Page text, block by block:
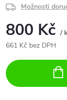
Možnosti
800 Kč /
661 Kč bez DPH
cena: